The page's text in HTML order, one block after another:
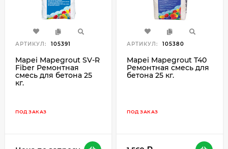
АРТИКУЛ: 105391
Mapei Mapegrout SV-R
Fiber Ремонтная
смесь для бетона 25
кг.
ПОД ЗАКАЗ
АРТИКУЛ: 105380
Mapei Mapegrout T40
Ремонтная смесь для
бетона 25 кг.
ПОД ЗАКАЗ